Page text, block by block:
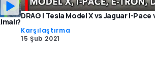
DRAG | Tesla Model X vs Jaguar I-
Karşılaştırma
15 Şub 2021